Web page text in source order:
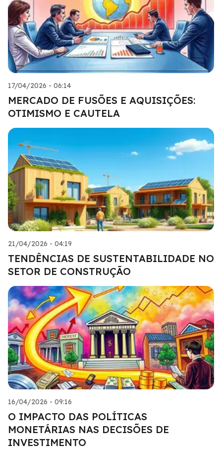
17/04/2026 - 06:14
MERCADO DE FUSÕES E AQUISIÇÕES:
OTIMISMO E CAUTELA
21/04/2026 - 04:19
TENDÊNCIAS DE SUSTENTABILIDADE NO
SETOR DE CONSTRUÇÃO
16/04/2026 - 09:16
O IMPACTO DAS POLÍTICAS
MONETÁRIAS NAS DECISÕES DE
INVESTIMENTO